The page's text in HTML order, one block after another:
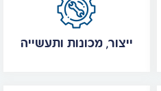
ייצור, מכונות ותעשייה